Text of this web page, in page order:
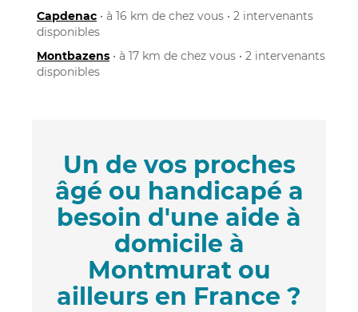
Capdenac • à 16 km de chez vous • 2 intervenants
disponibles
Montbazens • à 17 km de chez vous • 2 intervenants
disponibles
Un de vos proches
âgé ou handicapé a
besoin d'une aide à
domicile à
Montmurat ou
ailleurs en France ?